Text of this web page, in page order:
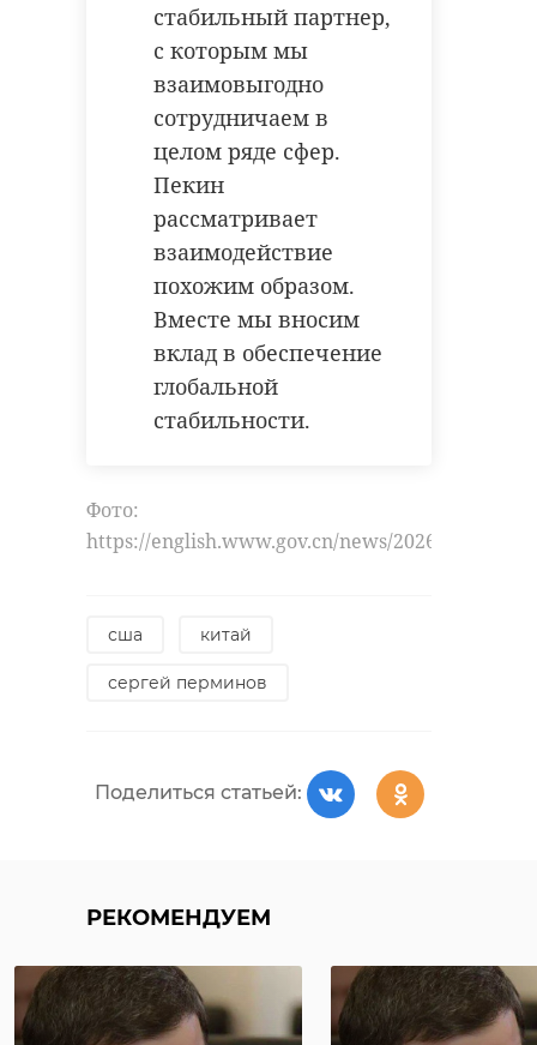
стабильный партнер,
с которым мы
взаимовыгодно
сотрудничаем в
целом ряде сфер.
Пекин
рассматривает
взаимодействие
похожим образом.
Вместе мы вносим
вклад в обеспечение
глобальной
стабильности.
Фото:
https://english.www.gov.cn/news/202605/15/
сша китай
сергей перминов
Поделиться статьей:
РЕКОМЕНДУЕМ